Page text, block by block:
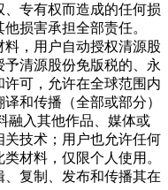
专有权而造成的任何损
损害承担全部责任。
，用户自动授权清源股
清源股份免版税的、永
可，允许在全球范围内
和传播（全部或部分）
融入其他作品、媒体或
关技术；用户也允许任何
材料，仅限个人使用。
复制、发布和传播其在